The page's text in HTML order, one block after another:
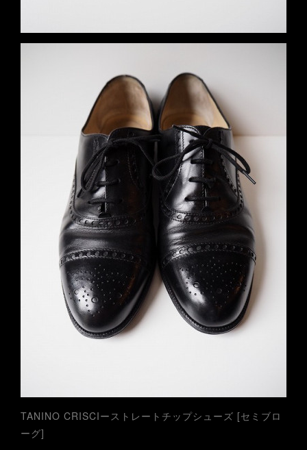
TANINO CRISCIーストレートチップシューズ [セミブロ
ーグ]